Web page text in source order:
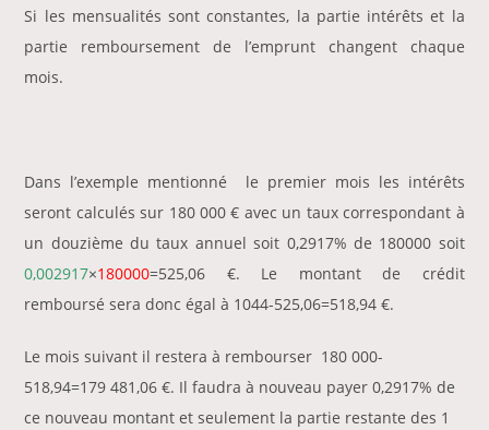
Si les mensualités sont constantes, la partie intérêts et la
partie remboursement de l’emprunt changent chaque
mois.
Dans l’exemple mentionné le premier mois les intérêts
seront calculés sur 180 000 € avec un taux correspondant à
un douzième du taux annuel soit 0,2917% de 180000 soit
0,002917×180000=525,06 €. Le montant de crédit
remboursé sera donc égal à 1044-525,06=518,94 €.
Le mois suivant il restera à rembourser 180 000-
518,94=179 481,06 €. Il faudra à nouveau payer 0,2917% de
ce nouveau montant et seulement la partie restante des 1